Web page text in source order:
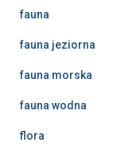
fauna
fauna jeziorna
fauna morska
fauna wodna
flora